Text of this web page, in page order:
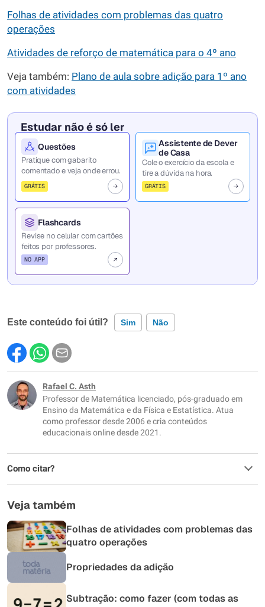
Folhas de atividades com problemas das quatro
operações
Atividades de reforço de matemática para o 4º ano
Veja também: Plano de aula sobre adição para 1º ano
com atividades
Estudar não é só ler
Questões
Pratique com gabarito
comentado e veja onde errou.
GRÁTIS
Assistente de Dever
de Casa
Cole o exercício da escola e
tire a dúvida na hora.
GRÁTIS
Flashcards
Revise no celular com cartões
feitos por professores.
NO APP
Este conteúdo foi útil? Sim Não
Este conteúdo contém informação incorreta
Este conteúdo não tem a informação que procuro
Outro
Rafael C. Asth
Professor de Matemática licenciado, pós-graduado em
Ensino da Matemática e da Física e Estatística. Atua
como professor desde 2006 e cria conteúdos
educacionais online desde 2021.
Como citar?
Veja também
Folhas de atividades com problemas das
quatro operações
Propriedades da adição
Subtração: como fazer (com todas as